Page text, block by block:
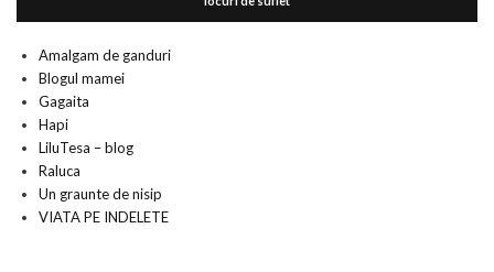
Amalgam de ganduri
Blogul mamei
Gagaita
Hapi
LiluTesa – blog
Raluca
Un graunte de nisip
VIATA PE INDELETE